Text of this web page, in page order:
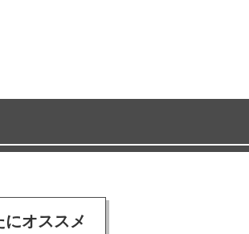
にオススメ